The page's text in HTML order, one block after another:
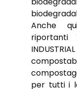
Anche
per tutti i